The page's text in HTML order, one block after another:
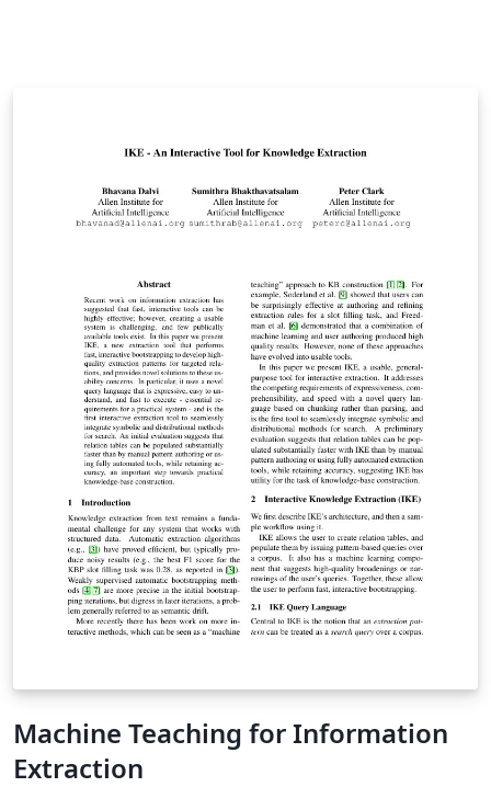
Machine Teaching for Information
Extraction